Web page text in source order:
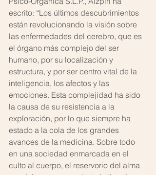
escrito: “Los últimos descubrimientos
están revolucionando la visión sobre
las enfermedades del cerebro, que es
el órgano más complejo del ser
humano, por su localización y
estructura, y por ser centro vital de la
inteligencia, los afectos y las
emociones. Esta complejidad ha sido
la causa de su resistencia a la
exploración, por lo que siempre ha
estado a la cola de los grandes
avances de la medicina. Sobre todo
en una sociedad enmarcada en el
culto al cuerpo, el reservorio del alma